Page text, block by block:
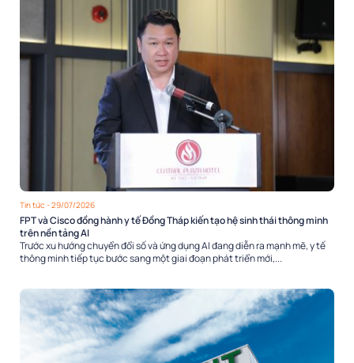
Tin tức - 29/07/2026
FPT và Cisco đồng hành y tế Đồng Tháp kiến tạo hệ sinh thái thông minh
trên nền tảng AI
Trước xu hướng chuyển đổi số và ứng dụng AI đang diễn ra mạnh mẽ, y tế
thông minh tiếp tục bước sang một giai đoạn phát triển mới,...